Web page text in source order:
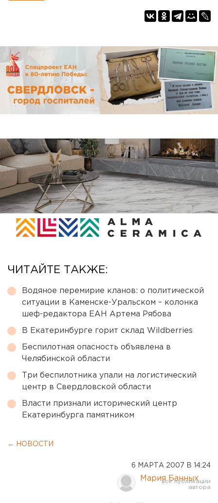
ЧИТАЙТЕ ТАКЖЕ:
Водяное перемирие кланов: о политической
ситуации в Каменске-Уральском – колонка
шеф-редактора ЕАН Артема Рябова
В Екатеринбурге горит склад Wildberries
Беспилотная опасность объявлена в
Челябинской области
Три беспилотника упали на логистический
центр в Свердловской области
Власти признали исторический центр
Екатеринбурга памятником
← НОВОСТИ
6 МАРТА 2007 В 14:24
Мария Банных